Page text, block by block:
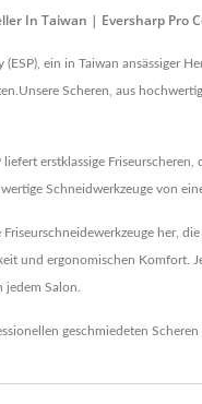
In Taiwan | Eversharp Pro
ein in Taiwan ansässiger
Scheren, aus
erstklassige
Schneidwerkzeuge von
her,
und ergonomischen Komfort.
jedem Salon.
geschmiedeten Scheren